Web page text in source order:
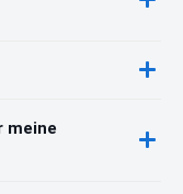
meine